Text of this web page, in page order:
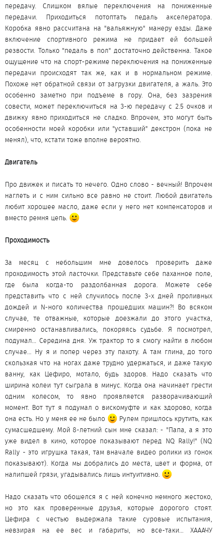
передачу. Слишком вялые переключения на пониженные
передачи. Приходиться потоптать педаль акселератора.
Коробка явно рассчитана на "вальяжную" манеру езды. Даже
включение спортивного режима не придает ей большей
резвости. Только "педаль в пол" достаточно действенна. Такое
ощущение что на спорт-режиме переключения на пониженные
передачи происходят так же, как и в нормальном режиме.
Похоже нет обратной связи от загрузки двигателя, а жаль. Это
особенно заметно при подъеме в гору. Она, без зазрения
совести, может переключиться на 3-ю передачу с 2.5 очков и
движку явно приходиться не сладко. Впрочем, это могут быть
особенности моей коробки или "уставший" декстрон (пока не
менял), что, кстати тоже вполне вероятно.
Двигатель
Про движек и писать то нечего. Одно слово - вечный! Впрочем
наглеть и с ним сильно все равно не стоит. Любой двигатель
любит хорошее масло, даже если у него нет компенсаторов и
вместо ремня цепь.
Проходимость
За месяц с небольшим мне довелось проверить даже
проходимость этой ласточки. Представьте себе паханное поле,
где была когда-то раздолбанная дорога. Можете себе
представить что с ней случилось после 3-х дней проливных
дождей и N-ного количества прошедших машин?! Во всяком
случае, те отважные, которые доезжали до этого участка,
смиренно останавливались, покоряясь судьбе. Я посмотрел,
подумал... Середина дня. Уж трактор то я смогу найти в любом
случае... Ну я и попер через эту пахоту. А там глина, до того
скользкая что на ногах даже трудно удержаться, и даже такую
ванну, как Цефиро, мотало, будь здоров. Надо сказать что
ширина колеи тут сыграла в минус. Когда она начинает грести
одним колесом, то явно проявляется разворачивающий
момент. Вот тут я подумал о вискомуфте и как здорово, когда
она есть. Но у меня ее не было
Рулем пришлось крутить, как
сумасшедшему. Мой 8-летний сын мне сказал: - "Папа, а я это
уже видел в кино, которое показывают перед NQ Rally!" (NQ
Rally - это игрушка такая, там вначале видео ролики из гонок
показывают). Когда мы добрались до места, цвет и форма, от
налипшей грязи, угадывались лишь интуитивно.
Надо сказать что обошелся я с ней конечно немного жестоко,
но это как проверенные друзья, которые дорогого стоят.
Цефира с честью выдержала такие суровые испытания,
невзирая на ее вес и габариты, но все-таки... ХАААЧУ